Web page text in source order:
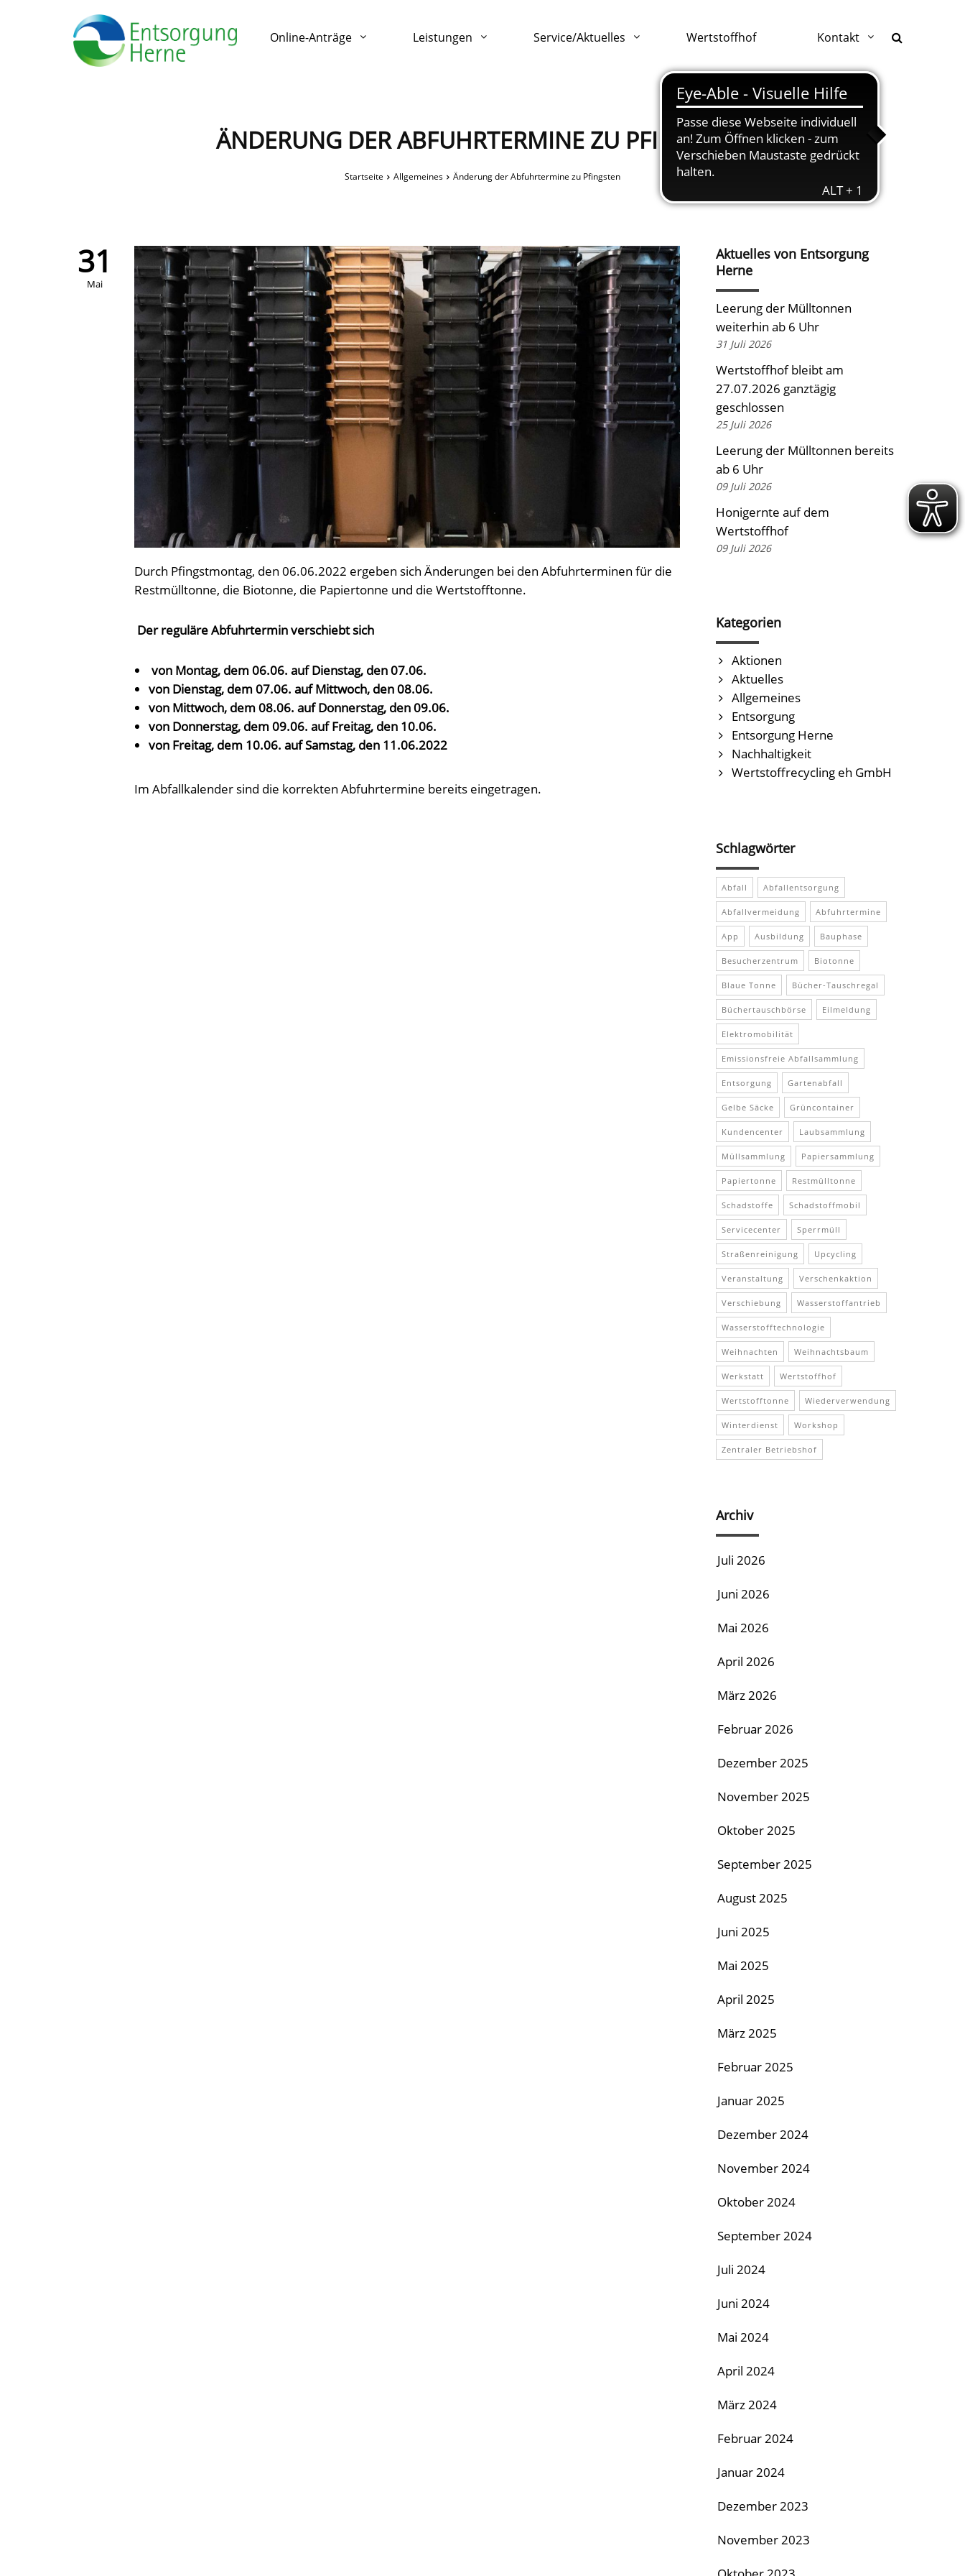
Online-Anträge Leistungen Service/Aktuelles Wertstoffhof Kontakt
ÄNDERUNG DER ABFUHRTERMINE ZU PFINGSTEN
Startseite Allgemeines Änderung der Abfuhrtermine zu Pfingsten
31
Mai
Durch Pfingstmontag, den 06.06.2022 ergeben sich Änderungen bei den Abfuhrterminen für die
Restmülltonne, die Biotonne, die Papiertonne und die Wertstofftonne.
Der reguläre Abfuhrtermin verschiebt sich
von Montag, dem 06.06. auf Dienstag, den 07.06.
von Dienstag, dem 07.06. auf Mittwoch, den 08.06.
von Mittwoch, dem 08.06. auf Donnerstag, den 09.06.
von Donnerstag, dem 09.06. auf Freitag, den 10.06.
von Freitag, dem 10.06. auf Samstag, den 11.06.2022
Im Abfallkalender sind die korrekten Abfuhrtermine bereits eingetragen.
Aktuelles von Entsorgung
Herne
Leerung der Mülltonnen
weiterhin ab 6 Uhr
31 Juli 2026
Wertstoffhof bleibt am
27.07.2026 ganztägig
geschlossen
25 Juli 2026
Leerung der Mülltonnen bereits
ab 6 Uhr
09 Juli 2026
Honigernte auf dem
Wertstoffhof
09 Juli 2026
Kategorien
Aktionen
Aktuelles
Allgemeines
Entsorgung
Entsorgung Herne
Nachhaltigkeit
Wertstoffrecycling eh GmbH
Schlagwörter
Abfall Abfallentsorgung
Abfallvermeidung Abfuhrtermine
App Ausbildung Bauphase
Besucherzentrum Biotonne
Blaue Tonne Bücher-Tauschregal
Büchertauschbörse Eilmeldung
Elektromobilität
Emissionsfreie Abfallsammlung
Entsorgung Gartenabfall
Gelbe Säcke Grüncontainer
Kundencenter Laubsammlung
Müllsammlung Papiersammlung
Papiertonne Restmülltonne
Schadstoffe Schadstoffmobil
Servicecenter Sperrmüll
Straßenreinigung Upcycling
Veranstaltung Verschenkaktion
Verschiebung Wasserstoffantrieb
Wasserstofftechnologie
Weihnachten Weihnachtsbaum
Werkstatt Wertstoffhof
Wertstofftonne Wiederverwendung
Winterdienst Workshop
Zentraler Betriebshof
Archiv
Juli 2026
Juni 2026
Mai 2026
April 2026
März 2026
Februar 2026
Dezember 2025
November 2025
Oktober 2025
September 2025
August 2025
Juni 2025
Mai 2025
April 2025
März 2025
Februar 2025
Januar 2025
Dezember 2024
November 2024
Oktober 2024
September 2024
Juli 2024
Juni 2024
Mai 2024
April 2024
März 2024
Februar 2024
Januar 2024
Dezember 2023
November 2023